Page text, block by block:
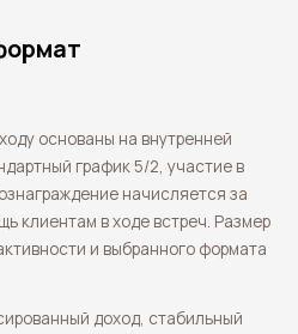
основаны на внутренней
график 5/2, участие в
начисляется за
клиентам в ходе встреч. Размер
и выбранного формата
доход, стабильный